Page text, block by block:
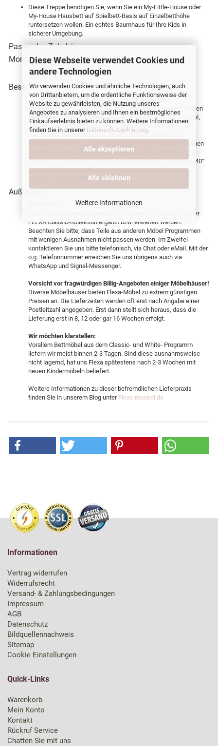
Diese Webseite verwendet Cookies und
andere Technologien
Wir verwenden Cookies und ähnliche Technologien, auch
von Drittanbietern, um die ordentliche Funktionsweise der
Website zu gewährleisten, die Nutzung unseres
Angebotes zu analysieren und Ihnen ein bestmögliches
Einkaufserlebnis bieten zu können. Weitere Informationen
finden Sie in unserer Datenschutzerklärung.
Alle akzeptieren
Alle ablehnen
Weitere Informationen
Diese Treppe benötigen Sie, wenn Sie ein My-Little-House oder
My-House Hausbett auf Spielbett-Basis auf Einzelbetthöhe
runtersetzen wollen. Ein echtes Baumhaus für Ihre Kids in
sicherer Umgebung.
Passendes Zubehör:
Montageanleitung:
PDF-Montageanleitung zu 82-70171-3
Besonderheit:
Unsere Möbel werden ausschließlich für Kinder und
Heranwachsende gefertigt. Deshalb sind alle Ecken und Kanten
abgerundet. Unsere Produkte aus Holz tragen das PEFC Siegel,
das für nachhaltige Bewirtschaftung von Wäldern steht. Der
Hersteller verwendet ausschließlich umweltfreundliche,
wasserbasierte UV-Lacke, die alle jeweils geltenden EU-Normen
erfüllen. Alle Textilien und Matratzen sind STANDARD 100 by
OEKO-TEX® zertifiziert. Darüber hinaus sind alle Textilien bei 40°
C waschbar. Entsprechende Zertifikate können direkt vom
Hersteller angefordert werden.
Außerdem:
Dieser Artikel kann problemlos mit weiteren Produkten aus der
FLEXA Classic-Kollektion ergänzt bzw. erweitert werden.
Beachten Sie bitte, dass Teile aus anderen Möbel Programmen
mit wenigen Ausnahmen nicht passen werden. Im Zweifel
kontaktieren Sie uns bitte telefonisch, via Chat oder eMail. Mit der
o.g. Telefonnummer erreichen Sie uns übrigens auch via
WhatsApp und Signal-Messenger.
Vorsicht vor fragwürdigen Billig-Angeboten einiger Möbelhäuser!
Diverse Möbelhäuser bieten Flexa-Möbel zu extrem günstigen
Preisen an. Die Lieferzeiten werden oft erst nach Angabe einer
Postleitzahl angegeben. Erst dann stellt sich heraus, dass die
Lieferung erst in 8, 12 oder gar 16 Wochen erfolgt.
Wir möchten klarstellen:
Vorallem Bettmöbel aus dem Classic- und White- Programm
liefern wir meist binnen 2-3 Tagen. Sind diese ausnahmsweise
nicht lagernd, hat uns Flexa spätestens nach 2-3 Wochen mit
neuen Kindermöbeln beliefert.
Weitere Informationen zu dieser befremdlichen Lieferpraxis
finden Sie in unserem Blog unter Flexa-moebel.de
Informationen
Vertrag widerrufen
Widerrufsrecht
Versand- & Zahlungsbedingungen
Impressum
AGB
Datenschutz
Bildquellennachweis
Sitemap
Cookie Einstellungen
Quick-Links
Warenkorb
Mein Konto
Kontakt
Rückruf Service
Chatten Sie mit uns